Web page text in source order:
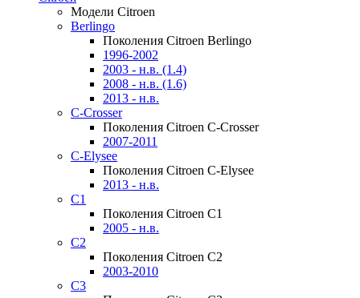
Модели Citroen
Berlingo
Поколения Citroen Berlingo
1996-2002
2003 - н.в. (1.4)
2008 - н.в. (1.6)
2013 - н.в.
C-Crosser
Поколения Citroen C-Crosser
2007-2011
C-Elysee
Поколения Citroen C-Elysee
2013 - н.в.
C1
Поколения Citroen C1
2005 - н.в.
C2
Поколения Citroen C2
2003-2010
C3